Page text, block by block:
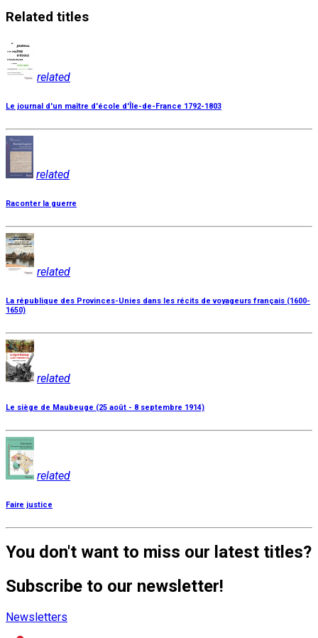
Related titles
related
Le journal d'un maître d'école d'Île-de-France 1792-1803
related
Raconter la guerre
related
La république des Provinces-Unies dans les récits de voyageurs français (1600-
1650)
related
Le siège de Maubeuge (25 août - 8 septembre 1914)
related
Faire justice
You don't want to miss our latest titles?
Subscribe to our newsletter!
Newsletters